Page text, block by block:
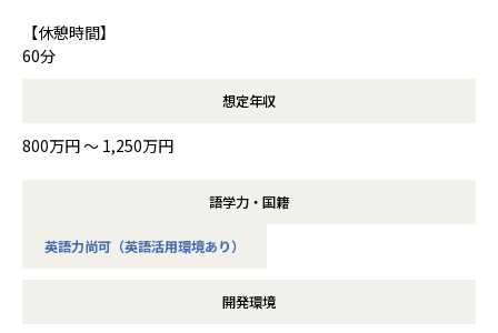
【休憩時間】
60分
想定年収
800万円 〜 1,250万円
語学力・国籍
英語力尚可（英語活用環境あり）
開発環境